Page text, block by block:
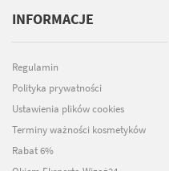
INFORMACJE
Regulamin
Polityka prywatności
Ustawienia plików cookies
Terminy ważności kosmetyków
Rabat 6%